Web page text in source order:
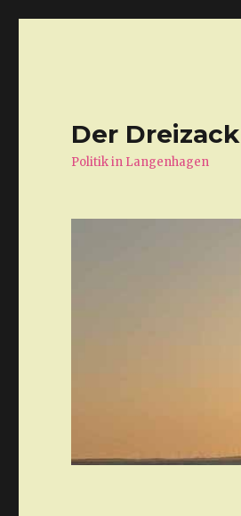
Der Dreizack
Politik in Langenhagen